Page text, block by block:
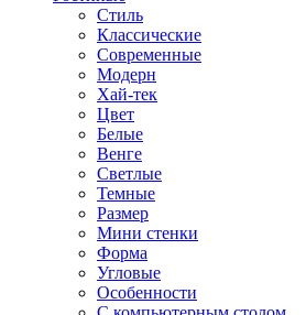
Стиль
Классические
Современные
Модерн
Хай-тек
Цвет
Белые
Венге
Светлые
Темные
Размер
Мини стенки
Форма
Угловые
Особенности